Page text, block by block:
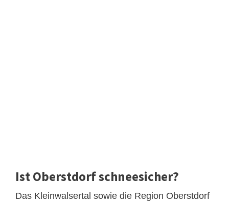
Ist Oberstdorf schneesicher?
Das Kleinwalsertal sowie die Region Oberstdorf